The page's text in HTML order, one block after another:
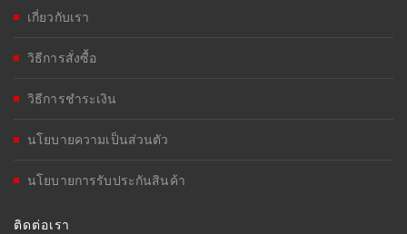
เกี่ยวกับเรา
วิธีการสั่งซื้อ
วิธีการชำระเงิน
นโยบายความเป็นส่วนตัว
นโยบายการรับประกันสินค้า
ติดต่อเรา